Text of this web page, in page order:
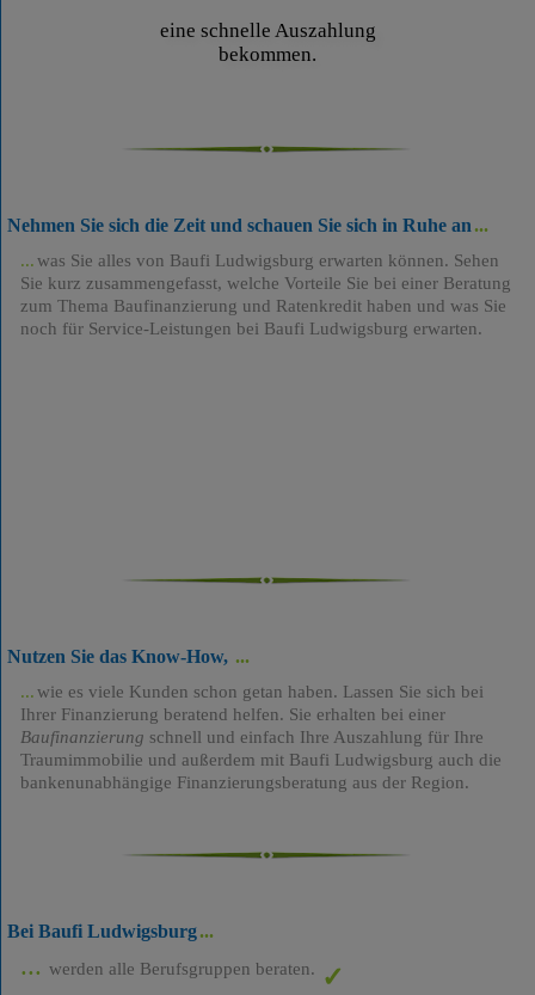
eine schnelle Auszahlung
bekommen.
Nehmen Sie sich die Zeit und schauen Sie sich in Ruhe an
was Sie alles von Baufi Ludwigsburg erwarten können. Sehen
Sie kurz zusammengefasst, welche Vorteile Sie bei einer Beratung
zum Thema Baufinanzierung und Ratenkredit haben und was Sie
noch für Service-Leistungen bei Baufi Ludwigsburg erwarten.
Nutzen Sie das Know-How,
wie es viele Kunden schon getan haben. Lassen Sie sich bei
Ihrer Finanzierung beratend helfen. Sie erhalten bei einer
Baufinanzierung schnell und einfach Ihre Auszahlung für Ihre
Traumimmobilie und außerdem mit Baufi Ludwigsburg auch die
bankenunabhängige Finanzierungsberatung aus der Region.
Bei Baufi Ludwigsburg
werden alle Berufsgruppen beraten.